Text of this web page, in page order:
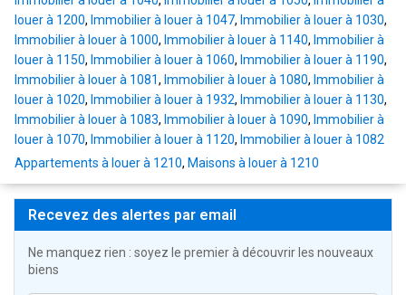
louer à 1200, Immobilier à louer à 1047, Immobilier à louer à 1030,
Immobilier à louer à 1000, Immobilier à louer à 1140, Immobilier à
louer à 1150, Immobilier à louer à 1060, Immobilier à louer à 1190,
Immobilier à louer à 1081, Immobilier à louer à 1080, Immobilier à
louer à 1020, Immobilier à louer à 1932, Immobilier à louer à 1130,
Immobilier à louer à 1083, Immobilier à louer à 1090, Immobilier à
louer à 1070, Immobilier à louer à 1120, Immobilier à louer à 1082
Appartements à louer à 1210, Maisons à louer à 1210
Recevez des alertes par email
Ne manquez rien : soyez le premier à découvrir les nouveaux
biens